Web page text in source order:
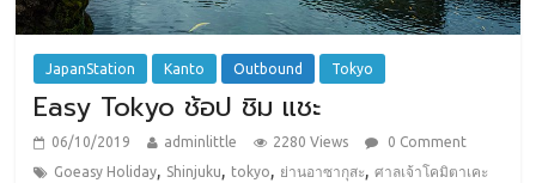
JapanStation Kanto Outbound Tokyo
Easy Tokyo ช้อป ชิม แชะ
06/10/2019 adminlittle 2280 Views
0 Comment
Goeasy Holiday, Shinjuku, tokyo, ย่านอาซากุสะ,ศาลเจ้าโคมิตาเคะ